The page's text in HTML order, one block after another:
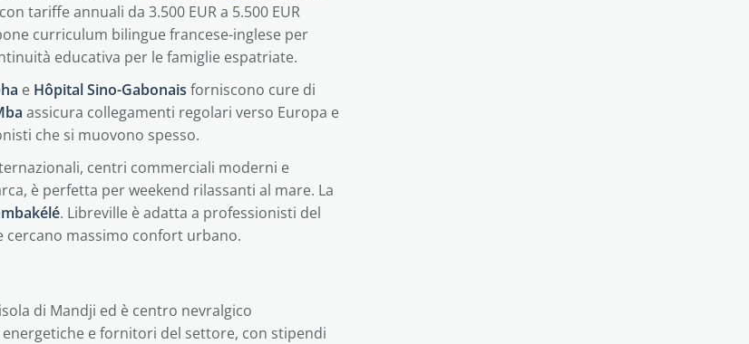
tariffe annuali da 3.500 EUR a 5.500 EUR
curriculum bilingue francese-inglese per
educativa per le famiglie espatriate.
e Hôpital Sino-Gabonais forniscono cure di
assicura collegamenti regolari verso Europa e
che si muovono spesso.
centri commerciali moderni e
è perfetta per weekend rilassanti al mare. La
. Libreville è adatta a professionisti del
massimo confort urbano.
di Mandji ed è centro nevralgico
e fornitori del settore, con stipendi